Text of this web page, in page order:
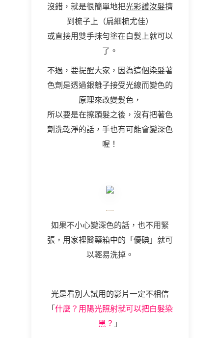
沒錯，就是很簡單地把光彩護汝髮擠
到梳子上（扁細梳尤佳）
或直接用雙手抹勻塗在白髮上就可以
了。
不過，要提醒大家，因為這個染髮著
色劑是透過銀離子接受光線而變色的
原理來改變髮色，
所以要是在擦頭髮之後，沒有把著色
劑洗乾淨的話，手也有可能會變深色
喔！
如果不小心變深色的話，也不用緊
張，用家裡醫藥箱中的「優碘」就可
以輕易洗掉。
光是看別人試用的影片一定不相信
「 什麼？用陽光照射就可以把白髮染
黑？ 」